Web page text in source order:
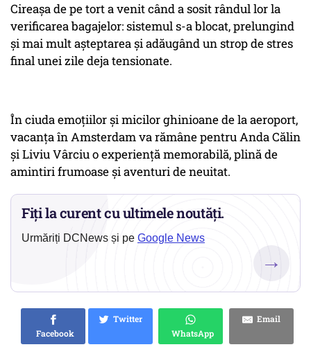
Cireașa de pe tort a venit când a sosit rândul lor la
verificarea bagajelor: sistemul s-a blocat, prelungind
și mai mult așteptarea și adăugând un strop de stres
final unei zile deja tensionate.
În ciuda emoțiilor și micilor ghinioane de la aeroport,
vacanța în Amsterdam va rămâne pentru Anda Călin
și Liviu Vârciu o experiență memorabilă, plină de
amintiri frumoase și aventuri de neuitat.
Fiți la curent cu ultimele noutăți.
Urmăriți DCNews și pe Google News
→
Facebook
Twitter
WhatsApp
Email